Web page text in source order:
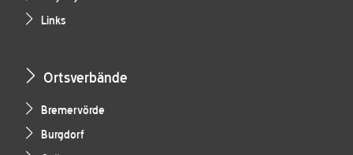
Links
Ortsverbände
Bremervörde
Burgdorf